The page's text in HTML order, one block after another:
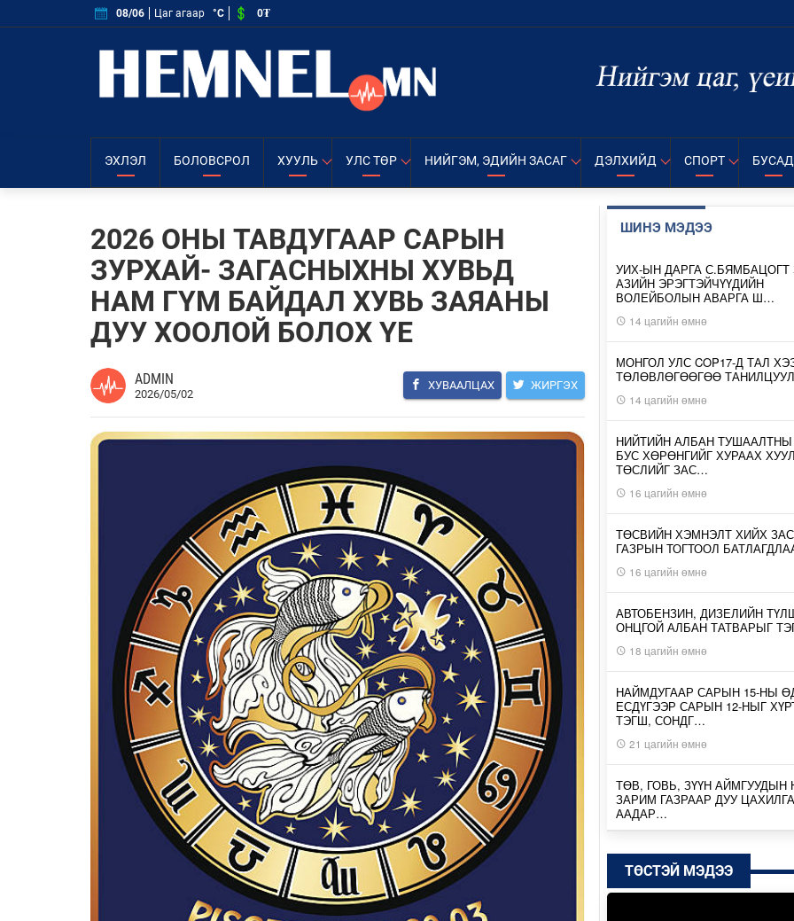
08/06 Цаг агаар °C 0₮
ЭХЛЭЛ БОЛОВСРОЛ ХУУЛЬ УЛС ТӨР НИЙГЭМ, ЭДИЙН ЗАСАГ ДЭЛХИЙД СПОРТ БУСАД
2026 ОНЫ ТАВДУГААР САРЫН
ЗУРХАЙ- ЗАГАСНЫХНЫ ХУВЬД
НАМ ГҮМ БАЙДАЛ ХУВЬ ЗАЯАНЫ
ДУУ ХООЛОЙ БОЛОХ ҮЕ
ADMIN
2026/05/02
ХУВААЛЦАХ ЖИРГЭХ
ШИНЭ МЭДЭЭ
УИХ-ЫН ДАРГА С.БЯМБАЦОГТ
АЗИЙН ЭРЭГТЭЙЧҮҮДИЙН
ВОЛЕЙБОЛЫН АВАРГА Ш…
14 цагийн өмнө
МОНГОЛ УЛС COP17-Д ТАЛ
ТӨЛӨВЛӨГӨӨГӨӨ
14 цагийн өмнө
НИЙТИЙН АЛБАН ТУШААЛТНЫ
БУС ХӨРӨНГИЙГ ХУРААХ
ТӨСЛИЙГ ЗАС…
16 цагийн өмнө
ТӨСВИЙН ХЭМНЭЛТ ХИЙХ
ГАЗРЫН ТОГТООЛ
16 цагийн өмнө
АВТОБЕНЗИН, ДИЗЕЛИЙН
ОНЦГОЙ АЛБАН ТАТВАРЫГ
18 цагийн өмнө
НАЙМДУГААР САРЫН 15-НЫ
ЕСДҮГЭЭР САРЫН 12-НЫГ
ТЭГШ, СОНДГ…
21 цагийн өмнө
ТӨВ, ГОВЬ, ЗҮҮН АЙМГУУДЫН
ЗАРИМ ГАЗРААР ДУУ
ААДАР…
НИЙТИЙН АЛБАН
БУС ХӨРӨНГИЙГ ХУРААХ
ТӨСТЭЙ МЭДЭЭ